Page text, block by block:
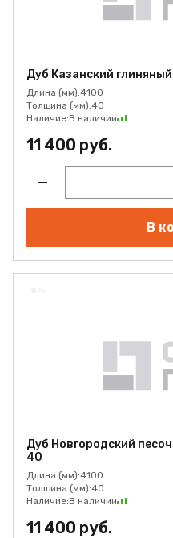
Дуб Казанский
Длина (мм):4100
Толщина (мм):40
Наличие:В наличии
11 400 руб.
В
Дуб Новгородский
40
Длина (мм):4100
Толщина (мм):40
Наличие:В наличии
11 400 руб.